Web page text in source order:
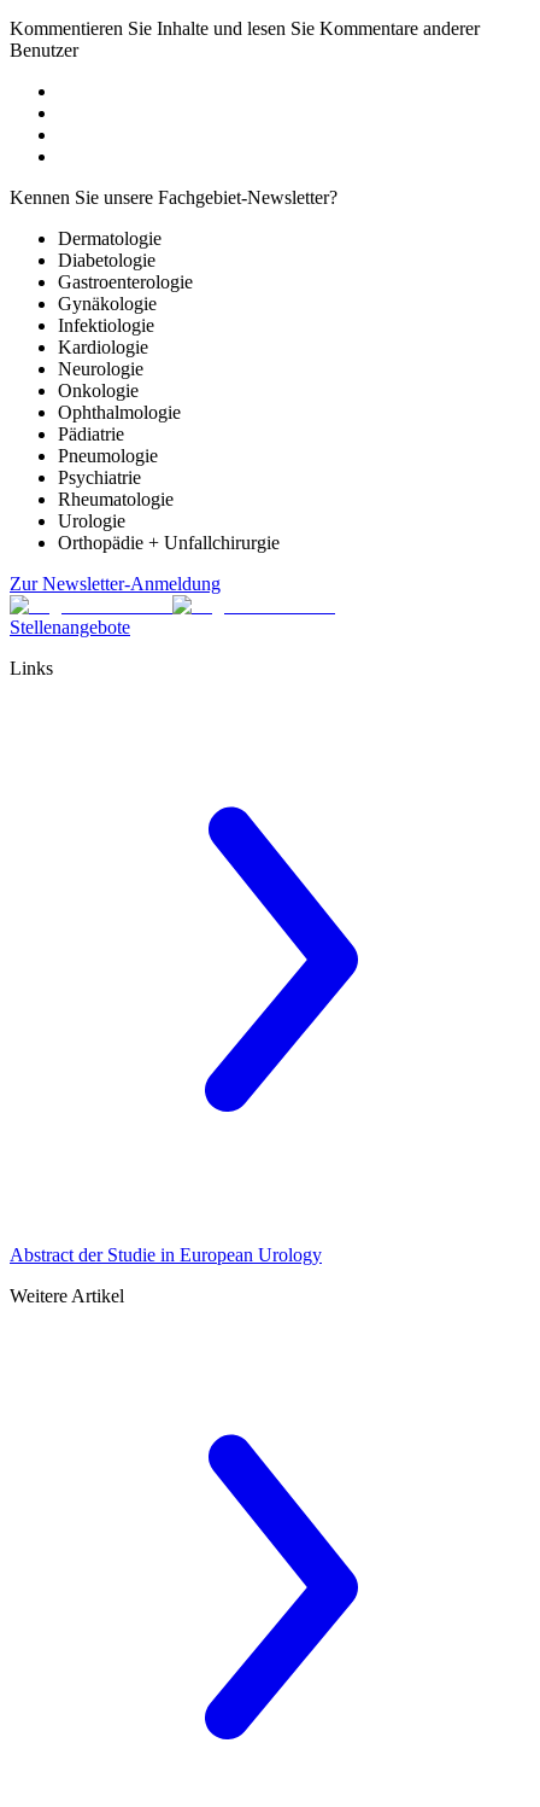
Kommentieren Sie Inhalte und lesen Sie Kommentare anderer
Benutzer
Kennen Sie unsere Fachgebiet-Newsletter?
Dermatologie
Diabetologie
Gastroenterologie
Gynäkologie
Infektiologie
Kardiologie
Neurologie
Onkologie
Ophthalmologie
Pädiatrie
Pneumologie
Psychiatrie
Rheumatologie
Urologie
Orthopädie + Unfallchirurgie
Zur Newsletter-Anmeldung
Stellenangebote
Links
Abstract der Studie in European Urology
Weitere Artikel